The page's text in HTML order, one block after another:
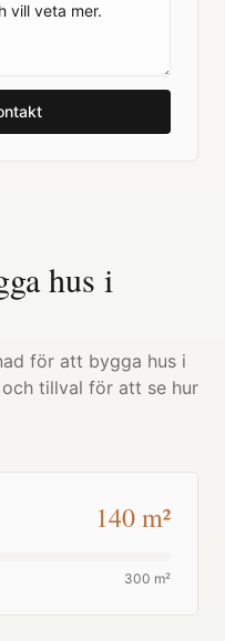
hus i
för att bygga hus i
tillval för att se hur
140m²
300 m²